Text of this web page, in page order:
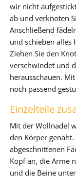
wir nicht
ab und verknoten
Anschließend
und schieben alles
Ziehen Sie den
verschwindet und
herausschauen.
noch passend
Einzelteile
Mit der Wollnadel
den Körper
abgeschnittenen
Kopf an, die Arme
und die Beine